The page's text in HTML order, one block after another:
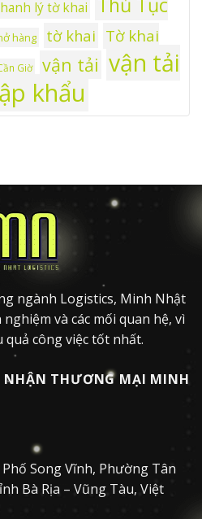
lý tờ khai
hàng tờ khai Tờ khai
Giờ vận tải vận tải
khẩu
ngành Logistics, Minh Nhật
và các mối quan hệ, vì
quả công việc tốt nhất.
NHẬN THƯƠNG MẠI MINH
Song Vĩnh, Phường Tân
Bà Rịa – Vũng Tàu, Việt